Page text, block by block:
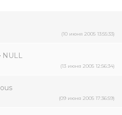
(10 июня 2005 13:55:33)
NULL
(13 июня 2005 12:56:34)
(09 июня 2005 17:36:59)